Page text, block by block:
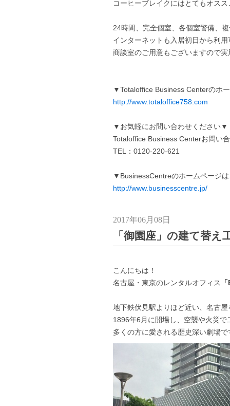
コーヒーブレイクにはとてもオス
24時間、完全個室、各個室警備、
インターネットも入居初日から利用
商談室のご用意もございますので
▼Totaloffice Business Centerのホ
http://www.totaloffice758.com
▼お気軽にお問い合わせください▼
Totaloffice Business Centerお問い
TEL：0120-220-621
▼BusinessCentreのホームページ
http://www.businesscentre.jp/
2017年06月08日
「御園座」の建て替
こんにちは！
名古屋・東京のレンタルオフィス
地下鉄伏見駅よりほど近い、名古
1896年6月に開場し、空襲や火災
多くの方に愛される歴史深い劇場で